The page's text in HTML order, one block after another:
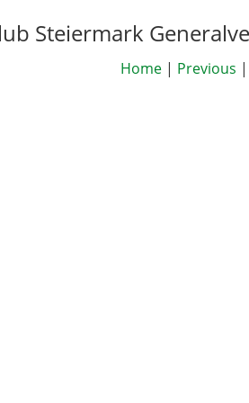
Steiermark
Home| Previous |